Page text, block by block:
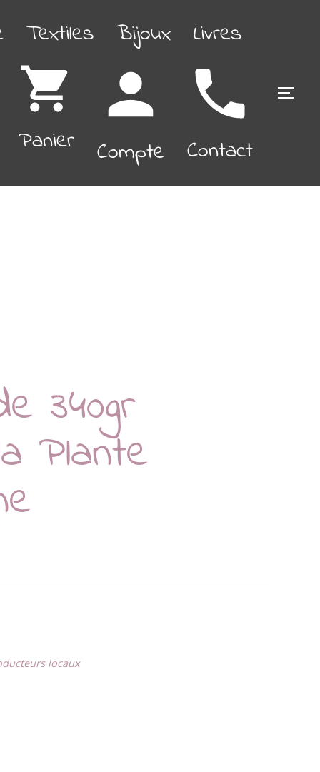
Textiles Bijoux
Livres
Panier Compte Contact
340gr
Plante
locaux